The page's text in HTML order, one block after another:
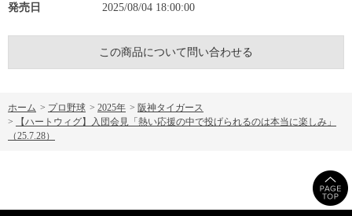
発売日 2025/08/04 18:00:00
この商品について問い合わせる
ホーム > プロ野球 > 2025年 > 阪神タイガース
>
【ハートウィグ】入団会見「熱い応援の中で投げられるのは本当に楽しみ」
（25.7.28）